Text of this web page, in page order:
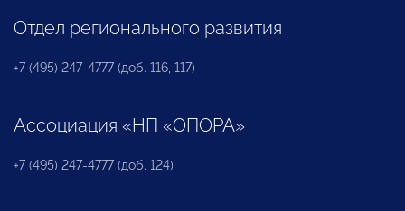
Отдел регионального развития
+7 (495) 247-4777 (доб. 116, 117)
Ассоциация «НП «ОПОРА»
+7 (495) 247-4777 (доб. 124)